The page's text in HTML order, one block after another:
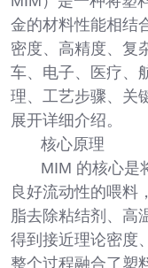
金的材料性能相结
密度、高精度、复
车、电子、医疗、
理、工艺步骤、关
展开详细介绍。
核心原理
MIM 的核心是
良好流动性的喂料
脂去除粘结剂、高
得到接近理论密度
整个过程融合了塑